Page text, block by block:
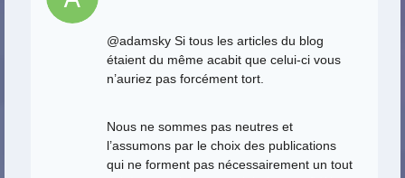
@adamsky Si tous les articles du blog
étaient du même acabit que celui-ci vous
n’auriez pas forcément tort.
Nous ne sommes pas neutres et
l’assumons par le choix des publications
qui ne forment pas nécessairement un tout